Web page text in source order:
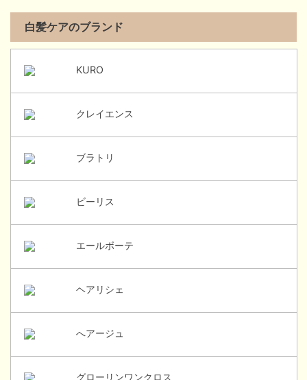
白髪ケアのブランド
KURO
クレイエンス
ブラトリ
ビーリス
エールボーテ
ヘアリシェ
へアージュ
グローリンワンクロス